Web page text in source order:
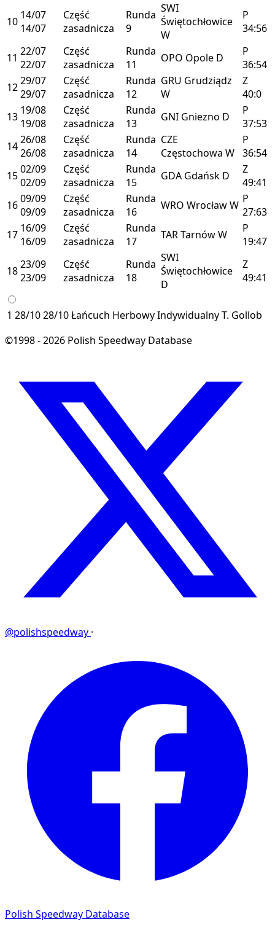
10 14/07
14/07
Część
zasadnicza
Runda
9
SWI
Świętochłowice
W
P
34:56
11 22/07
22/07
Część
zasadnicza
Runda
11
OPO Opole D
P
36:54
1229/07
29/07
Część
zasadnicza
Runda
12
GRU Grudziądz
W
Z
40:0
13 19/08
19/08
Część
zasadnicza
Runda
13
GNI Gniezno D
P
37:53
1426/08
26/08
Część
zasadnicza
Runda
14
CZE
Częstochowa W
P
36:54
1502/09
02/09
Część
zasadnicza
Runda
15
GDA Gdańsk D
Z
49:41
1609/09
09/09
Część
zasadnicza
Runda
16
WRO WrocławW P
27:63
17 16/09
16/09
Część
zasadnicza
Runda
17
TARTarnówW
P
19:47
1823/09
23/09
Część
zasadnicza
Runda
18
SWI
Świętochłowice
D
Z
49:41
1 28/1028/10Łańcuch HerbowyIndywidualnyT. Gollob
©1998 - 2026 Polish Speedway Database
@polishspeedway ·
Polish Speedway Database